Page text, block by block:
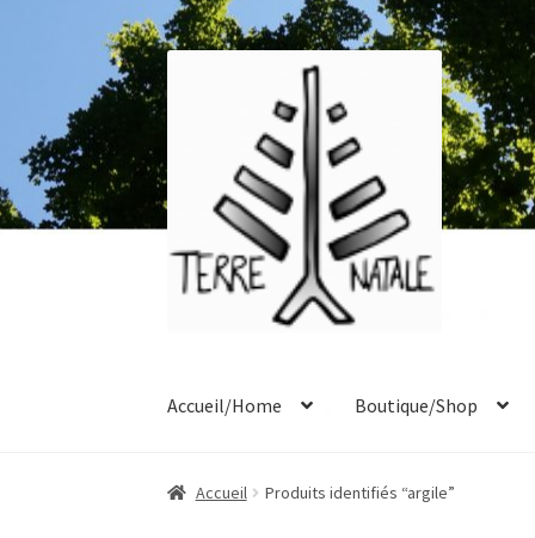
navigation
Accueil/Home Boutique/Shop
Accueil À propos/About Blog Boutique/Shop
Accueil Produits identifiés “argile”